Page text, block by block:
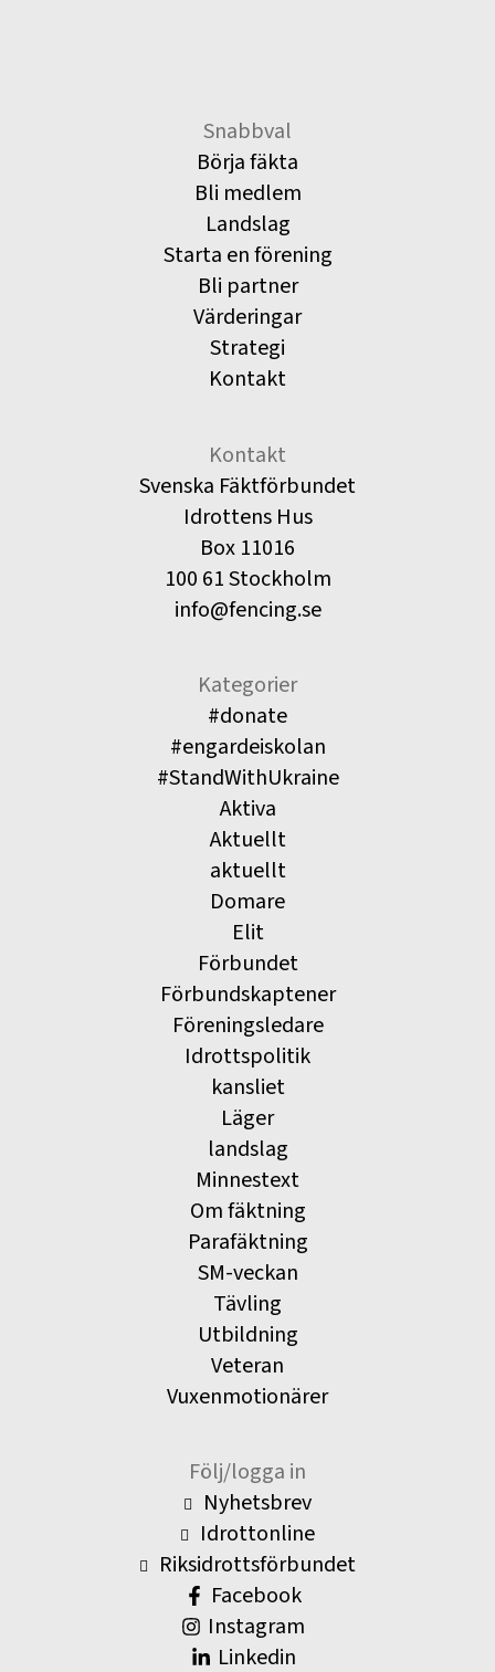
Snabbval
Börja fäkta
Bli medlem
Landslag
Starta en förening
Bli partner
Värderingar
Strategi
Kontakt
Kontakt
Svenska Fäktförbundet
Idrottens Hus
Box 11016
100 61 Stockholm
info@fencing.se
Kategorier
#donate
#engardeiskolan
#StandWithUkraine
Aktiva
Aktuellt
aktuellt
Domare
Elit
Förbundet
Förbundskaptener
Föreningsledare
Idrottspolitik
kansliet
Läger
landslag
Minnestext
Om fäktning
Parafäktning
SM-veckan
Tävling
Utbildning
Veteran
Vuxenmotionärer
Följ/logga in
Nyhetsbrev
Idrottonline
Riksidrottsförbundet
Facebook
Instagram
Linkedin